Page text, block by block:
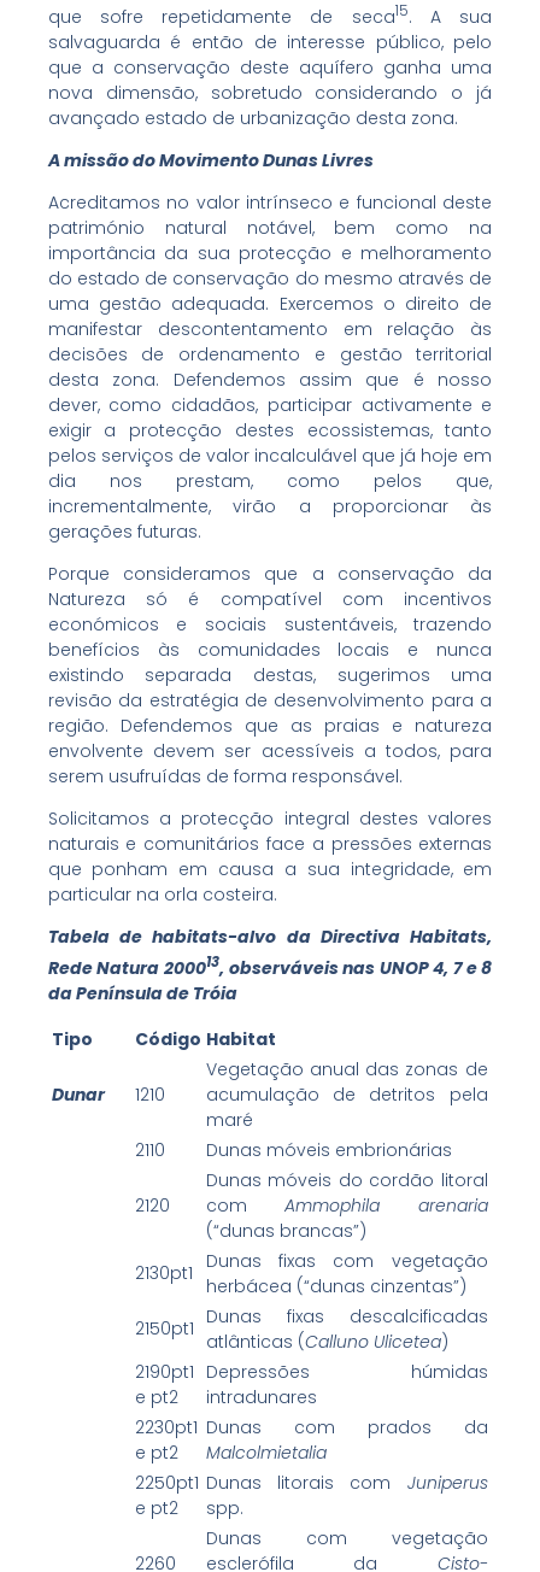
que sofre repetidamente de seca15. A sua
salvaguarda é então de interesse público, pelo
que a conservação deste aquífero ganha uma
nova dimensão, sobretudo considerando o já
avançado estado de urbanização desta zona.
A missão do Movimento Dunas Livres
Acreditamos no valor intrínseco e funcional deste
património natural notável, bem como na
importância da sua protecção e melhoramento
do estado de conservação do mesmo através de
uma gestão adequada. Exercemos o direito de
manifestar descontentamento em relação às
decisões de ordenamento e gestão territorial
desta zona. Defendemos assim que é nosso
dever, como cidadãos, participar activamente e
exigir a protecção destes ecossistemas, tanto
pelos serviços de valor incalculável que já hoje em
dia nos prestam, como pelos que,
incrementalmente, virão a proporcionar às
gerações futuras.
Porque consideramos que a conservação da
Natureza só é compatível com incentivos
económicos e sociais sustentáveis, trazendo
benefícios às comunidades locais e nunca
existindo separada destas, sugerimos uma
revisão da estratégia de desenvolvimento para a
região. Defendemos que as praias e natureza
envolvente devem ser acessíveis a todos, para
serem usufruídas de forma responsável.
Solicitamos a protecção integral destes valores
naturais e comunitários face a pressões externas
que ponham em causa a sua integridade, em
particular na orla costeira.
Tabela de habitats-alvo da Directiva Habitats,
Rede Natura 200013, observáveis nas UNOP 4, 7 e 8
da Península de Tróia
Tipo
Código Habitat
Dunar 1210
Vegetação anual das zonas de
acumulação de detritos pela
maré
2110
Dunas móveis embrionárias
2120
Dunas móveis do cordão litoral
comAmmophila arenaria
(“dunas brancas”)
2130pt1
Dunas fixas com vegetação
herbácea (“dunas cinzentas”)
2150pt1 Dunas fixas descalcificadas
atlânticas (Calluno Ulicetea)
2190pt1
e pt2
Depressões húmidas
intradunares
2230pt1
e pt2
Dunas com prados da
Malcolmietalia
2250pt1
e pt2
Dunas litorais com Juniperus
spp.
2260
Dunas com vegetação
esclerófila da Cisto-